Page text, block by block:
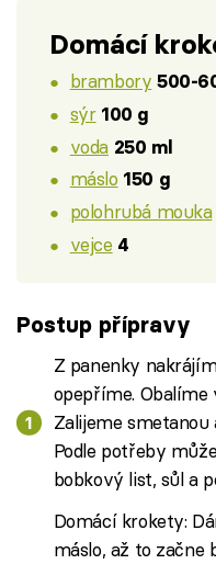
Domácí
brambory 500-
sýr 100 g
voda 250 ml
máslo 150 g
polohrubá mouka
vejce 4
Postup přípravy
Z panenky
opepříme. Obalíme
Zalijeme
Podle potřeby
bobkový list, sůl a
Domácí krokety:
máslo, až to začne